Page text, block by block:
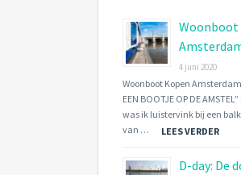
Forgot
password?
Remember me
Woonboot
4 juni 2020
Woonboot Kopen
EEN BOOTJE OP DE
was ik luistervink bij een
van …
LEES VERDER
D-day: De